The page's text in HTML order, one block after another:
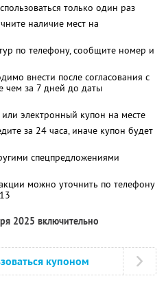
только один раз
наличие мест на
по телефону, сообщите номер и
внести после согласования с
чем за 7 дней до даты
электронный купон на месте
за 24 часа, иначе купон будет
спецпредложениями
можно уточнить по телефону
2025 включительно
купоном